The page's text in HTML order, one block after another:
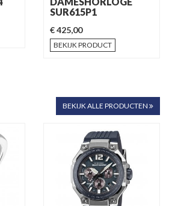
SUR615P1
€ 425,00
BEKIJK PRODUCT
BEKIJK ALLE PRODUCTEN